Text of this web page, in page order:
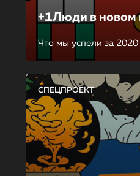
+1Люди в новом
Что мы успели за 2020
СПЕЦПРОЕКТ